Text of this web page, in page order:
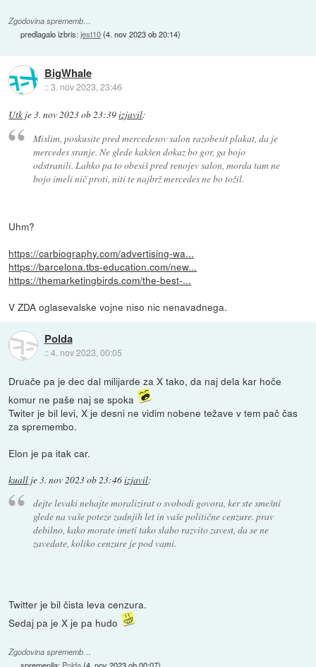
Zgodovina sprememb…
predlagalo izbris:jest10(4. nov 2023 ob 20:14)
BigWhale
::3. nov 2023, 23:46
Utk je3. nov 2023 ob 23:39izjavil:
Mislim, poskusite pred mercedesov salon razobesit plakat, da je
mercedes sranje. Ne glede kakšen dokaz bo gor, ga bojo
odstranili. Lahko pa to obesiš pred renojev salon, morda tam ne
bojo imeli nič proti, niti te najbrž mercedes ne bo tožil.
Uhm?
https://carbiography.com/advertising-wa...
https://barcelona.tbs-education.com/new...
https://themarketingbirds.com/the-best-...
V ZDA oglasevalske vojne niso nic nenavadnega.
Polda
::4. nov 2023, 00:05
Druače pa je dec dal milijarde za X tako, da naj dela kar hoče
komur ne paše naj se spoka
Twiter je bil levi, X je desni ne vidim nobene težave v tem pač čas
za spremembo.
Elon je pa itak car.
kuall je3. nov 2023 ob 23:46izjavil:
dejte levaki nehajte moralizirat o svobodi govora, ker ste smešni
glede na vaše poteze zadnjih let in vaše politične cenzure. prav
debilno, kako morate imeti tako slabo razvito zavest, da se ne
zavedate, koliko cenzure je pod vami.
Twitter je bil čista leva cenzura.
Sedaj pa je X je pa hudo
Zgodovina sprememb…